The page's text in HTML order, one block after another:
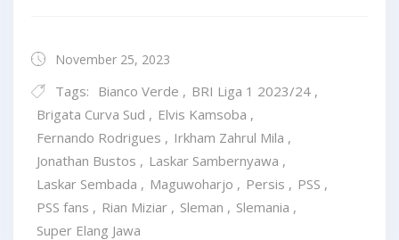
November 25, 2023
Tags: Bianco Verde , BRI Liga 1 2023/24 ,
Brigata Curva Sud , Elvis Kamsoba ,
Fernando Rodrigues , Irkham Zahrul Mila ,
Jonathan Bustos , Laskar Sambernyawa ,
Laskar Sembada , Maguwoharjo , Persis , PSS ,
PSS fans , Rian Miziar , Sleman , Slemania ,
Super Elang Jawa